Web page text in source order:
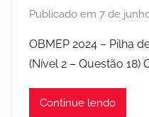
Publicado em 7 de
OBMEP 2024 – Pilha
(Nível 2 – Questão 18)
Continue lendo